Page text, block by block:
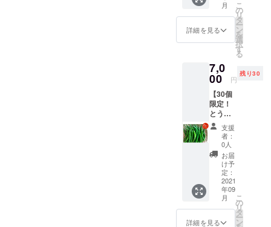
うがら
しでは
乾燥保
存は不
可。
安は表
面にシ
くさん
でき、
中で種
が転が
るのが
わかる
程度。
※但し、
生食限
定のと
うがら
しでは
乾燥保
存は不
可。
燥しな
袋や
ラップ
菜室に
入れ
る。水
分は傷
みの原
因にな
るた
め、拭
きと
る。 冷
凍保
存：1つ
ずつ
ラップ
にくる
保存方
蔵保
存：乾
に保存
袋や
ラップ
で密閉
し、野
菜室に
入れ
る。水
分は傷
みの原
因にな
るた
め、拭
きと
存：1つ
角椒：
肉詰め
や炒め
可。 プ
サジュ
エラ：
カレー
や酢漬
けな
ど。生
食も
可。 八
房とう
がら
し：酢
漬けや
薬味な
ど。青
らしの
どを想
定。 ・
合計1kg
時期
は、生
によっ
て変動
しま
す。予
めご了
承くだ
さい。
調理方
法） ビ
キー
ニョ：
【生食
限定】
そのま
畑で採
れたと
うがら
しの中
うがら
しを
チョイ
ス（写
真はイ
メージ
です）
島と
うがら
し、八
房、ひ
もとう
がらし
などを
想定。
・合計
1kgを想
月
詳細を見る
こ
の
リ
タ
ー
ン
を
選
択
す
る
7,0
00 円
残り30
【30個
限定！
とうが
らし生
食1kg
セット
（辛さ
レベ
ル：🌶
🌶）】
・十色
の畑で
採れた
とうが
支援
者：
0人
お届
け予
定：
2021
年09
月
詳細を見る
こ
の
リ
タ
ー
ン